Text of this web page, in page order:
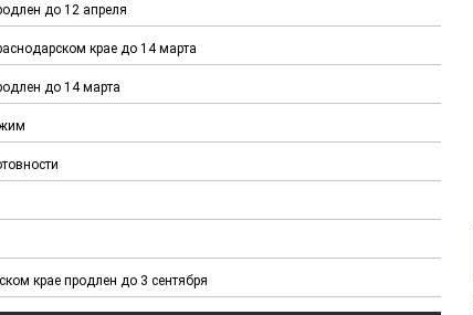
до 12 апреля
крае до 14 марта
до 14 марта
крае продлен до 3 сентября